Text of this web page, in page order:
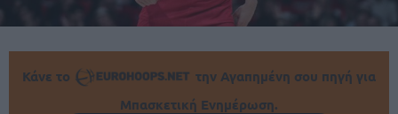
Κάνε το
την Αγαπημένη σου πηγή για
Μπασκετική Ενημέρωση.